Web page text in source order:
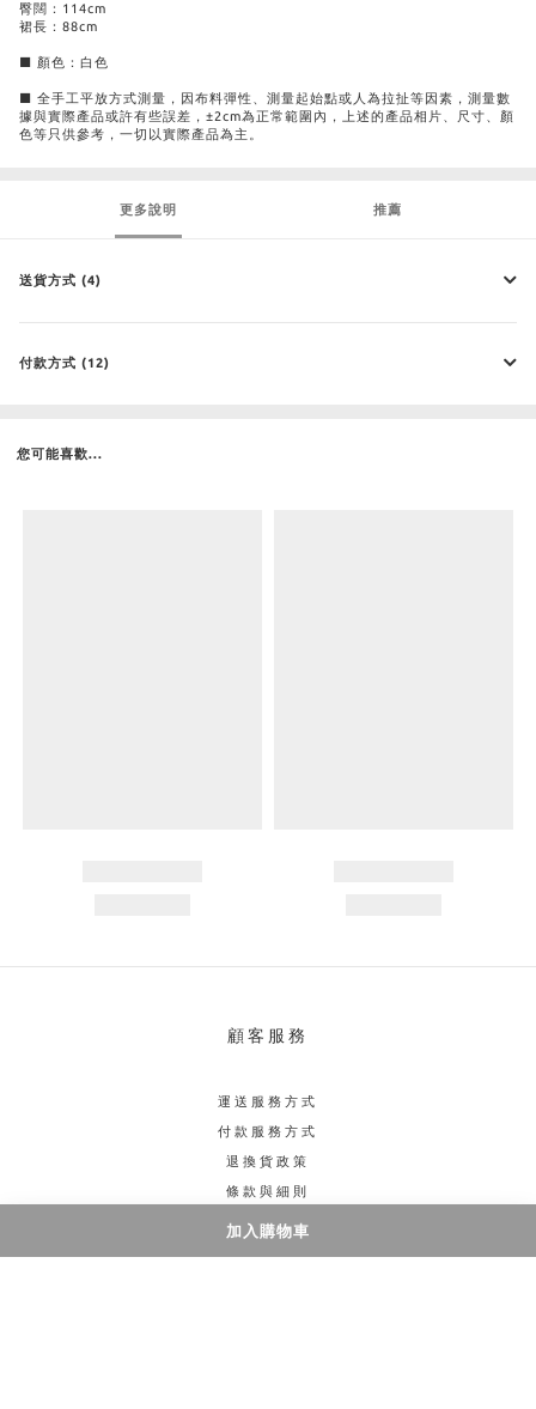
加入購物車
臀闊：114cm
裙長：88cm
■ 顏色：白色
■ 全手工平放方式測量，因布料彈性、測量起始點或人為拉扯等因素，測量數
據與實際產品或許有些誤差，±2cm為正常範圍內，上述的產品相片、尺寸、顏
色等只供參考，一切以實際產品為主。
更多說明 推薦
送貨方式 (4)
付款方式 (12)
您可能喜歡...
顧客服務
運送服務方式
付款服務方式
退換貨政策
條款與細則
聯絡我們